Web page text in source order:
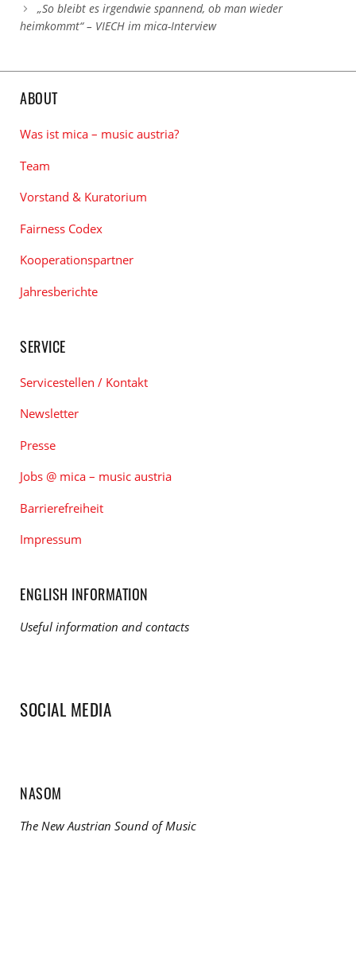
„So bleibt es irgendwie spannend, ob man wieder
heimkommt“ – VIECH im mica-Interview
ABOUT
Was ist mica – music austria?
Team
Vorstand & Kuratorium
Fairness Codex
Kooperationspartner
Jahresberichte
SERVICE
Servicestellen / Kontakt
Newsletter
Presse
Jobs @ mica – music austria
Barrierefreiheit
Impressum
ENGLISH INFORMATION
Useful information and contacts
SOCIAL MEDIA
NASOM
The New Austrian Sound of Music